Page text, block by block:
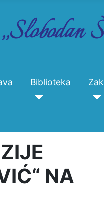
Biblioteka
NA